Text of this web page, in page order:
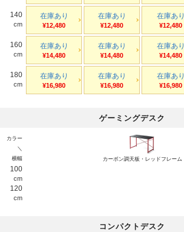
140
cm
在庫あり
¥12,480
在庫あり
¥12,480
在庫あり
¥12,480
160
cm
在庫あり
¥14,480
在庫あり
¥14,480
在庫あり
¥14,480
180
cm
在庫あり
¥16,980
在庫あり
¥16,980
在庫あり
¥16,980
ゲーミングデスク
カラー
＼
横幅
カーボン調天板・レッドフレーム
100
cm
120
cm
コンパクトデスク